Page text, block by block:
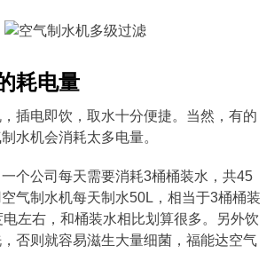
耗电量
插电即饮，取水十分便捷。当然，有的
水机会消耗太多电量。
个公司每天需要消耗3桶桶装水，共45
气制水机每天制水50L，相当于3桶桶装
左右，和桶装水相比划算很多。另外饮
否则就容易滋生大量细菌，福能达空气